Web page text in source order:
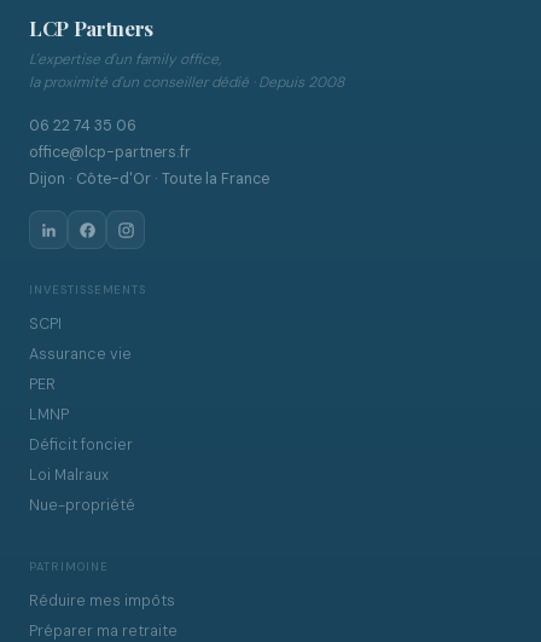
LCP Partners
L'expertise d'un family office,
la proximité d'un conseiller dédié · Depuis 2008
06 22 74 35 06
office@lcp-partners.fr
Dijon · Côte-d'Or · Toute la France
INVESTISSEMENTS
SCPI
Assurance vie
PER
LMNP
Déficit foncier
Loi Malraux
Nue-propriété
PATRIMOINE
Réduire mes impôts
Préparer ma retraite